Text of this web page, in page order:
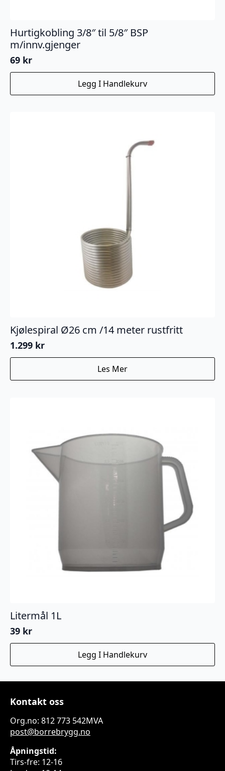
Hurtigkobling 3/8″ til 5/8″ BSP
m/innv.gjenger
69 kr
Legg I Handlekurv
Kjølespiral Ø26 cm /14 meter rustfritt
1.299 kr
Les Mer
Litermål 1L
39 kr
Legg I Handlekurv
Kontakt oss
Org.no: 812 773 542MVA
post@borrebrygg.no
Åpningstid:
Tirs-fre: 12-16